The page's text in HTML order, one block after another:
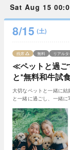
Sat Aug 15
8/15 (土)
≪ペットと過ご
と*無料和牛試
残席 無料 リアル
大切なペットと一緒に
と一緒に過ごし、一緒